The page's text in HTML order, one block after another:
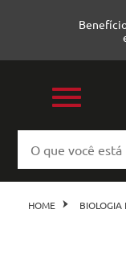
HOME BIOLOGIA